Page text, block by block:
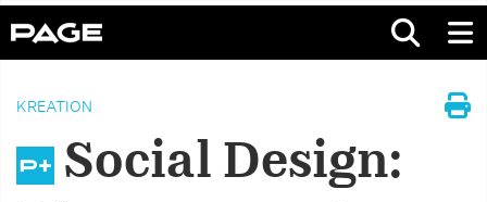
KREATION
Social Design: